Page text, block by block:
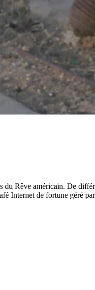
du Rêve américain. De
Internet de fortune géré